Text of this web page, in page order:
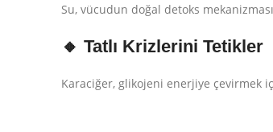
Su, vücudun doğal detoks
🔸 Tatlı Krizlerini Tetikler
Karaciğer, glikojeni enerjiye çevirmek